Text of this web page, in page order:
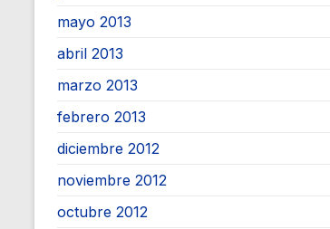
mayo 2013
abril 2013
marzo 2013
febrero 2013
diciembre 2012
noviembre 2012
octubre 2012